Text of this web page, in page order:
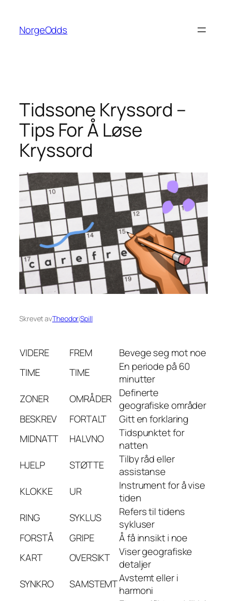
innhold
NorgeOdds
Tidssone Kryssord –
Tips For Å Løse
Kryssord
Skrevet avTheodoriSpill
VIDERE FREM
Bevege seg mot noe
TIME
TIME
En periode på 60
minutter
ZONER
OMRÅDER
Definerte
geografiske områder
BESKREV
FORTALT
Gitt en forklaring
MIDNATT
HALVNO
Tidspunktet for
natten
HJELP
STØTTE
Tilby råd eller
assistanse
KLOKKE
UR
Instrument for å vise
tiden
RING
SYKLUS
Refers til tidens
sykluser
FORSTÅ
GRIPE
Å få innsikt i noe
KART
OVERSIKT
Viser geografiske
detaljer
SYNKRO
SAMSTEMTAvstemt eller i
harmoni